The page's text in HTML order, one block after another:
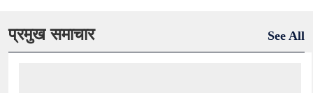
प्रमुख समाचार See All